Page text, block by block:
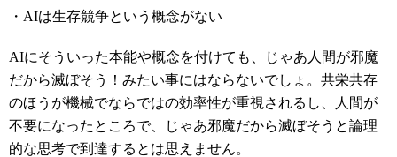
・AIは生存競争という概念がない
AIにそういった本能や概念を付けても、じゃあ人間が邪魔
だから滅ぼそう！みたい事にはならないでしょ。共栄共存
のほうが機械でならではの効率性が重視されるし、人間が
不要になったところで、じゃあ邪魔だから滅ぼそうと論理
的な思考で到達するとは思えません。